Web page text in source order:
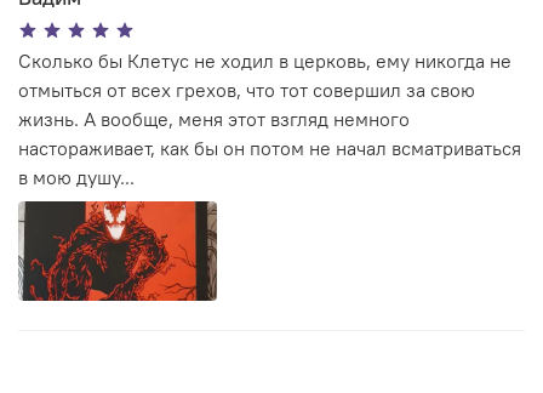
Сколько бы Клетус не ходил в церковь, ему никогда не
отмыться от всех грехов, что тот совершил за свою
жизнь. А вообще, меня этот взгляд немного
настораживает, как бы он потом не начал всматриваться
в мою душу...